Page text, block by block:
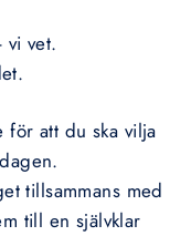
vi vet.
för att du ska vilja
tillsammans med
till en självklar